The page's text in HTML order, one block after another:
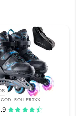
COD. ROLLER5XX